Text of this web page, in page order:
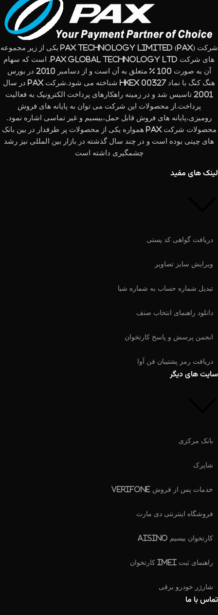
شرکت (PAX Technology Limited (PAX یکی از زیر مجموعه
های شرکت PAX Global Technology Ltd. است که سهام
آن به صورت 100 % متعلق به آن است و از دسامبر 2010 در بورس
هنگ کنگ با نماد HKEx 00327 شناخته می شود.شرکت PAX در سال
2001 تاسیس شد و در زمینه راهکارهای پرداخت الکترونیک به فعالیت
پرداخت.از محصولات این شرکت می توان به پایانه های فروش
رومیزی،پایانه های فروش قابل حمل،بیسیم و غیر تماسی اشاره نمود.
محصولات شرکت PAX همواره یکی از محصولات پر طرفدار در بین بانک
های چینی بوده است و در چند سال گذشته در بازار بین المللی نیز رشد
چشمگیری داشته است
لینک های مفید
دریافت گواهی کد پستی
ویرایش سایز تصاویر
تبدیل شماره حساب به شماره شبا
دانلود راهنمای انتخاب صنف
انجمن پرسش و پاسخ کارتخوان
دریافت رمز پشتیبان فن آوا
سایت های دیگر
بانک مرکزی
شاپرک
خدمات پس از فروش Verifone
فروشگاه اینترنتی دی مارت
کارتخوان بیسیم Aisino
راهنمای ثبت IMEI کارتخوان
شارژر خودرو برقی
تماس با ما